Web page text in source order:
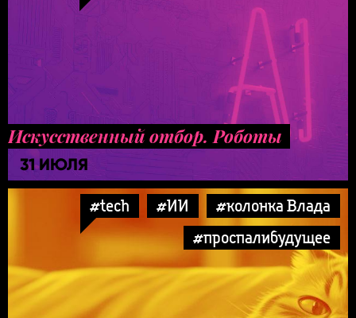
Искусственный отбор. Роботы
31 ИЮЛЯ
#tech #ИИ
#колонка Влада
#проспалибудущее